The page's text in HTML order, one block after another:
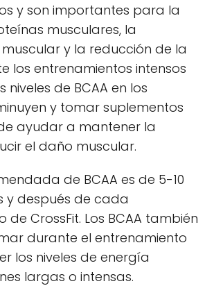
y son importantes para la
musculares, la
y la reducción de la
los entrenamientos intensos
niveles de BCAA en los
y tomar suplementos
ayudar a mantener la
el daño muscular.
de BCAA es de 5-10
y después de cada
de CrossFit. Los BCAA también
durante el entrenamiento
los niveles de energía
largas o intensas.